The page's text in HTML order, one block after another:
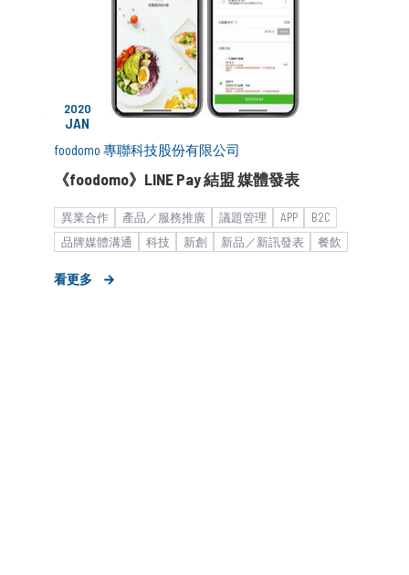
2020
JAN
foodomo 專聯科技股份有限公司
《foodomo》LINE Pay 結盟 媒體發表
異業合作 產品／服務推廣 議題管理 APP
B2C
品牌媒體溝通
科技 新創 新品／新訊發表
餐飲
新創產業_商務開發
看更多